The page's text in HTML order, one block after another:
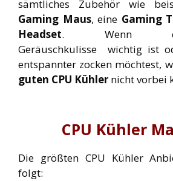
sämtliches Zubehör wie
Gaming Maus, eine Gaming
Headset. Wenn
Geräuschkulisse wichtig ist
entspannter zocken möchtest,
guten CPU Kühler nicht vorbei
CPU Kühler
Die größten CPU Kühler
folgt: